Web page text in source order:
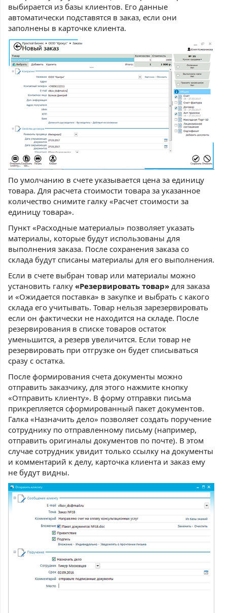
выбирается из базы клиентов. Его данные
автоматически подставятся в заказ, если они
заполнены в карточке клиента.
По умолчанию в счете указывается цена за единицу
товара. Для расчета стоимости товара за указанное
количество снимите галку «Расчет стоимости за
единицу товара».
Пункт «Расходные материалы» позволяет указать
материалы, которые будут использованы для
выполнения заказа. После сохранения заказа со
склада будут списаны материалы для его выполнения.
Если в счете выбран товар или материалы можно
установить галку «Резервировать товар» для заказа
и «Ожидается поставка» в закупке и выбрать с какого
склада его учитывать. Товар нельзя зарезервировать
если он фактически не находится на складе. После
резервирования в списке товаров остаток
уменьшится, а резерв увеличится. Если товар не
резервировать при отгрузке он будет списываться
сразу с остатка.
После формирования счета документы можно
отправить заказчику, для этого нажмите кнопку
«Отправить клиенту». В форму отправки письма
прикрепляется сформированный пакет документов.
Галка «Назначить дело» позволяет создать поручение
сотруднику по отправленному письму (например,
отправить оригиналы документов по почте). В этом
случае сотрудник увидит только ссылку на документы
и комментарий к делу, карточка клиента и заказ ему
не будут видны.